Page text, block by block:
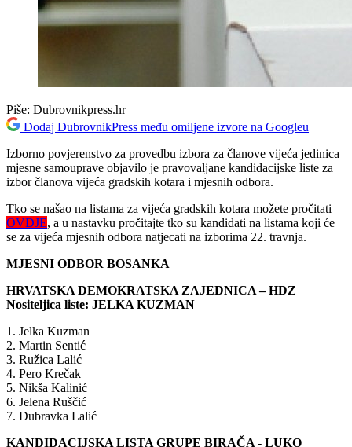
Piše: Dubrovnikpress.hr
Dodaj DubrovnikPress među omiljene izvore na Googleu
Izborno povjerenstvo za provedbu izbora za članove vijeća jedinica
mjesne samouprave objavilo je pravovaljane kandidacijske liste za
izbor članova vijeća gradskih kotara i mjesnih odbora.
Tko se našao na listama za vijeća gradskih kotara možete pročitati
OVDJE, a u nastavku pročitajte tko su kandidati na listama koji će
se za vijeća mjesnih odbora natjecati na izborima 22. travnja.
MJESNI ODBOR BOSANKA
HRVATSKA DEMOKRATSKA ZAJEDNICA – HDZ
Nositeljica liste: JELKA KUZMAN
1. Jelka Kuzman
2. Martin Sentić
3. Ružica Lalić
4. Pero Krečak
5. Nikša Kalinić
6. Jelena Ruščić
7. Dubravka Lalić
KANDIDACIJSKA LISTA GRUPE BIRAČA - LUKO